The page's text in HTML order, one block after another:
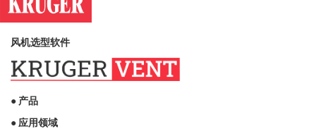
风机选型软件
● 产品
● 应用领域